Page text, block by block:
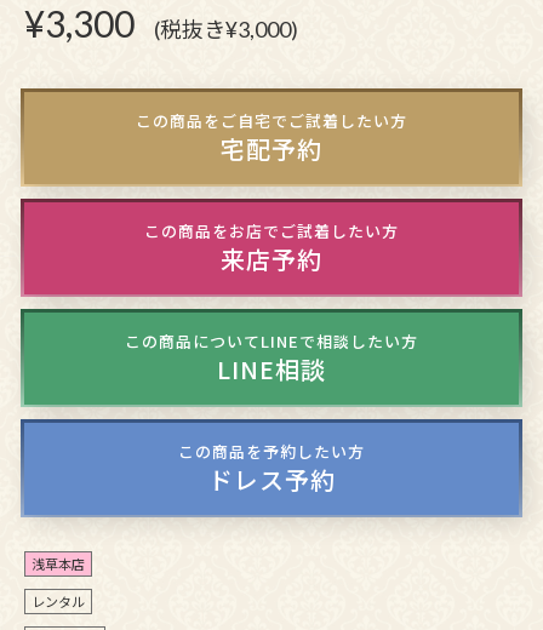
¥3,300 (税抜き¥3,000)
この商品をご自宅でご試着したい方
宅配予約
この商品をお店でご試着したい方
来店予約
この商品についてLINEで相談したい方
LINE相談
この商品を予約したい方
ドレス予約
浅草本店
レンタル